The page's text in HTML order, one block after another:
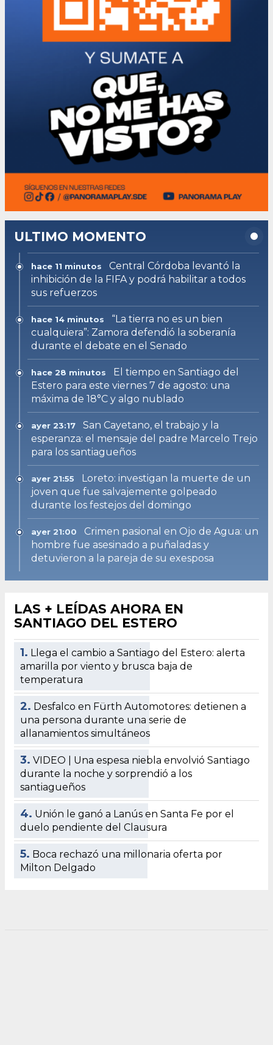
ULTIMO MOMENTO
hace 11 minutos
Central Córdoba levantó la
inhibición de la FIFA y podrá habilitar a todos
sus refuerzos
hace 14 minutos
“La tierra no es un bien
cualquiera”: Zamora defendió la soberanía
durante el debate en el Senado
hace 28 minutos
El tiempo en Santiago del
Estero para este viernes 7 de agosto: una
máxima de 18°C y algo nublado
ayer 23:17
San Cayetano, el trabajo y la
esperanza: el mensaje del padre Marcelo Trejo
para los santiagueños
ayer 21:55
Loreto: investigan la muerte de un
joven que fue salvajemente golpeado
durante los festejos del domingo
ayer 21:00
Crimen pasional en Ojo de Agua: un
hombre fue asesinado a puñaladas y
detuvieron a la pareja de su exesposa
LAS + LEÍDAS AHORA EN
SANTIAGO DEL ESTERO
1. Llega el cambio a Santiago del Estero: alerta
amarilla por viento y brusca baja de
temperatura
2. Desfalco en Fürth Automotores: detienen a
una persona durante una serie de
allanamientos simultáneos
3. VIDEO | Una espesa niebla envolvió Santiago
durante la noche y sorprendió a los
santiagueños
4. Unión le ganó a Lanús en Santa Fe por el
duelo pendiente del Clausura
5. Boca rechazó una millonaria oferta por
Milton Delgado